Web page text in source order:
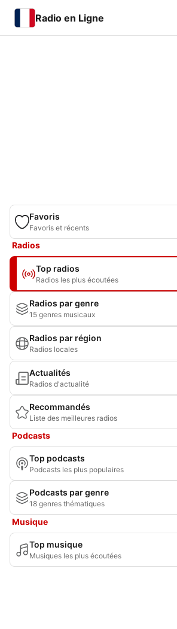
Radio en Ligne
Favoris
Favoris et récents
Radios
Top radios
Radios les plus écoutées
Radios par genre
15 genres musicaux
Radios par région
Radios locales
Actualités
Radios d'actualité
Recommandés
Liste des meilleures radios
Podcasts
Top podcasts
Podcasts les plus populaires
Podcasts par genre
18 genres thématiques
Musique
Top musique
Musiques les plus écoutées